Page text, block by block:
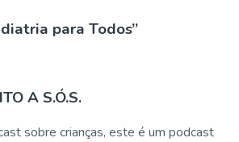
para Todos”
A S.Ó.S.
sobre crianças, este é um podcast